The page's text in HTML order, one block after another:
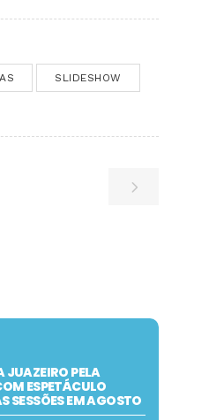
SLIDESHOW
JUAZEIRO PELA
ESPETÁCULO
SESSÕES EM AGOSTO